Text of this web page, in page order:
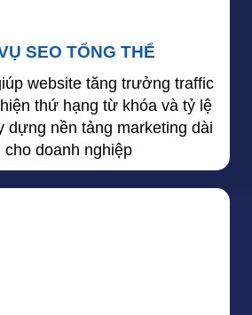
SEO TỔNG THỂ
website tăng trưởng traffic
thứ hạng từ khóa và tỷ lệ
dựng nền tảng marketing dài
cho doanh nghiệp